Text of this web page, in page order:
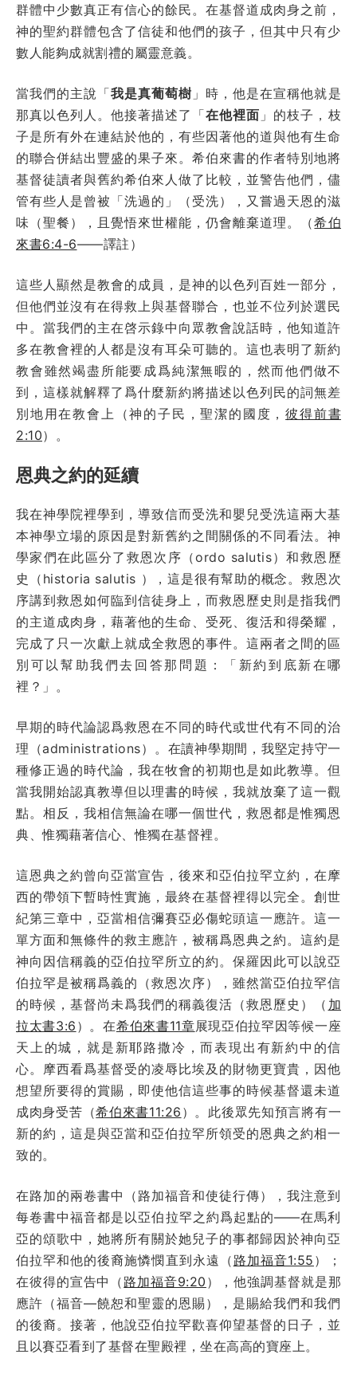
群體中少數真正有信心的餘民。在基督道成肉身之前，
神的聖約群體包含了信徒和他們的孩子，但其中只有少
數人能夠成就割禮的屬靈意義。
當我們的主說「我是真葡萄樹 」時，他是在宣稱他就是
那真以色列人。他接著描述了「在他裡面 」的枝子，枝
子是所有外在連結於他的，有些因著他的道與他有生命
的聯合併結出豐盛的果子來。希伯來書的作者特別地將
基督徒讀者與舊約希伯來人做了比較，並警告他們，儘
管有些人是曾被「洗過的」（受洗），又嘗過天恩的滋
味（聖餐），且覺悟來世權能，仍會離棄道理。（希伯
來書6:4-6——譯註）
這些人顯然是教會的成員，是神的以色列百姓一部分，
但他們並沒有在得救上與基督聯合，也並不位列於選民
中。當我們的主在啓示錄中向眾教會說話時，他知道許
多在教會裡的人都是沒有耳朵可聽的。這也表明了新約
教會雖然竭盡所能要成爲純潔無暇的，然而他們做不
到，這樣就解釋了爲什麼新約將描述以色列民的詞無差
別地用在教會上（神的子民，聖潔的國度，彼得前書
2:10）。
恩典之約的延續
我在神學院裡學到，導致信而受洗和嬰兒受洗這兩大基
本神學立場的原因是對新舊約之間關係的不同看法。神
學家們在此區分了救恩次序（ordo salutis）和救恩歷
史（ historia salutis ），這是很有幫助的概念。救恩次
序講到救恩如何臨到信徒身上，而救恩歷史則是指我們
的主道成肉身，藉著他的生命、受死、復活和得榮耀，
完成了只一次獻上就成全救恩的事件。這兩者之間的區
別可以幫助我們去回答那問題：「新約到底新在哪
裡？」。
早期的時代論認爲救恩在不同的時代或世代有不同的治
理（administrations）。在讀神學期間，我堅定持守一
種修正過的時代論，我在牧會的初期也是如此教導。但
當我開始認真教導但以理書的時候，我就放棄了這一觀
點。相反，我相信無論在哪一個世代，救恩都是惟獨恩
典、惟獨藉著信心、惟獨在基督裡。
這恩典之約曾向亞當宣告，後來和亞伯拉罕立約，在摩
西的帶領下暫時性實施，最終在基督裡得以完全。創世
紀第三章中，亞當相信彌賽亞必傷蛇頭這一應許。這一
單方面和無條件的救主應許，被稱爲恩典之約。這約是
神向因信稱義的亞伯拉罕所立的約。保羅因此可以說亞
伯拉罕是被稱爲義的（救恩次序），雖然當亞伯拉罕信
的時候，基督尚未爲我們的稱義復活（救恩歷史）（ 加
拉太書3:6 ）。在希伯來書11章展現亞伯拉罕因等候一座
天上的城，就是新耶路撒冷，而表現出有新約中的信
心。摩西看爲基督受的凌辱比埃及的財物更寶貴，因他
想望所要得的賞賜，即使他信這些事的時候基督還未道
成肉身受苦（希伯來書11:26 ）。此後眾先知預言將有一
新的約，這是與亞當和亞伯拉罕所領受的恩典之約相一
致的。
在路加的兩卷書中（路加福音和使徒行傳），我注意到
每卷書中福音都是以亞伯拉罕之約爲起點的——在馬利
亞的頌歌中，她將所有關於她兒子的事都歸因於神向亞
伯拉罕和他的後裔施憐憫直到永遠（ 路加福音1:55 ）；
在彼得的宣告中（ 路加福音9:20 ），他強調基督就是那
應許（福音—饒恕和聖靈的恩賜），是賜給我們和我們
的後裔。接著，他說亞伯拉罕歡喜仰望基督的日子，並
且以賽亞看到了基督在聖殿裡，坐在高高的寶座上。